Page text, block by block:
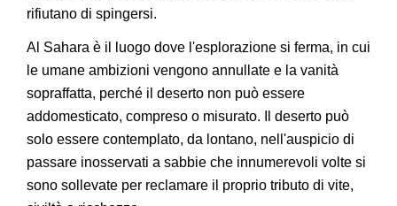
rifiutano di spingersi.
Al Sahara è il luogo dove l'esplorazione si ferma, in cui
le umane ambizioni vengono annullate e la vanità
sopraffatta, perché il deserto non può essere
addomesticato, compreso o misurato. Il deserto può
solo essere contemplato, da lontano, nell'auspicio di
passare inosservati a sabbie che innumerevoli volte si
sono sollevate per reclamare il proprio tributo di vite,